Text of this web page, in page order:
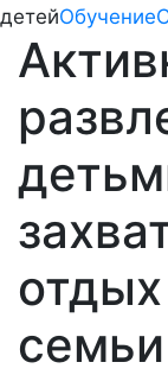
детейОбучение
семьи